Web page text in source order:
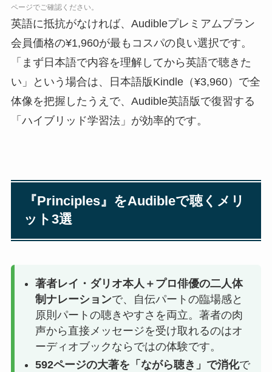
ページでご確認ください。
英語に抵抗がなければ、Audibleプレミアムプラン
会員価格の¥1,960が最もコスパの良い選択です。
「まず日本語で内容を理解してから英語で聴きた
い」という場合は、日本語版Kindle（¥3,960）で全
体像を把握したうえで、Audible英語版で復習する
「ハイブリッド学習法」が効率的です。
『Principles』をAudibleで聴くメリ
ット3選
著者レイ・ダリオ本人＋プロ俳優の二人体
制ナレーションで、自伝パートの臨場感と
原則パートの聴きやすさを両立。著者の肉
声から直接メッセージを受け取れるのはオ
ーディオブックならではの体験です。
592ページの大著を「ながら聴き」で消化で